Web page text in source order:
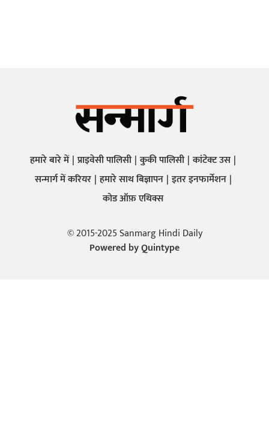
हमारे बारे में प्राइवेसी पालिसी कुकी पालिसी कांटेक्ट उस
सन्मार्ग में करियर हमारे साथ बिज्ञापन इतर इनफार्मेशन
कोड ऑफ़ एथिक्स
© 2015-2025 Sanmarg Hindi Daily
Powered byQuintype